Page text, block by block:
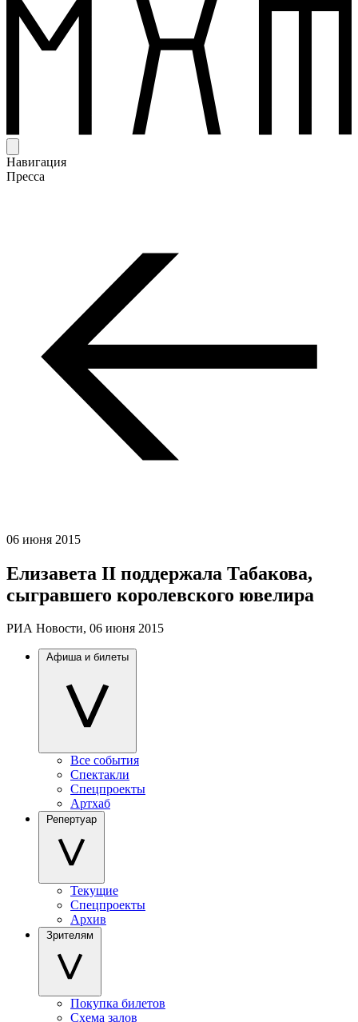
Навигация
Пресса
06 июня 2015
Елизавета II поддержала Табакова,
сыгравшего королевского ювелира
РИА Новости, 06 июня 2015
Афиша и билеты
Все события
Спектакли
Спецпроекты
Артхаб
Репертуар
Текущие
Спецпроекты
Архив
Зрителям
Покупка билетов
Схема залов